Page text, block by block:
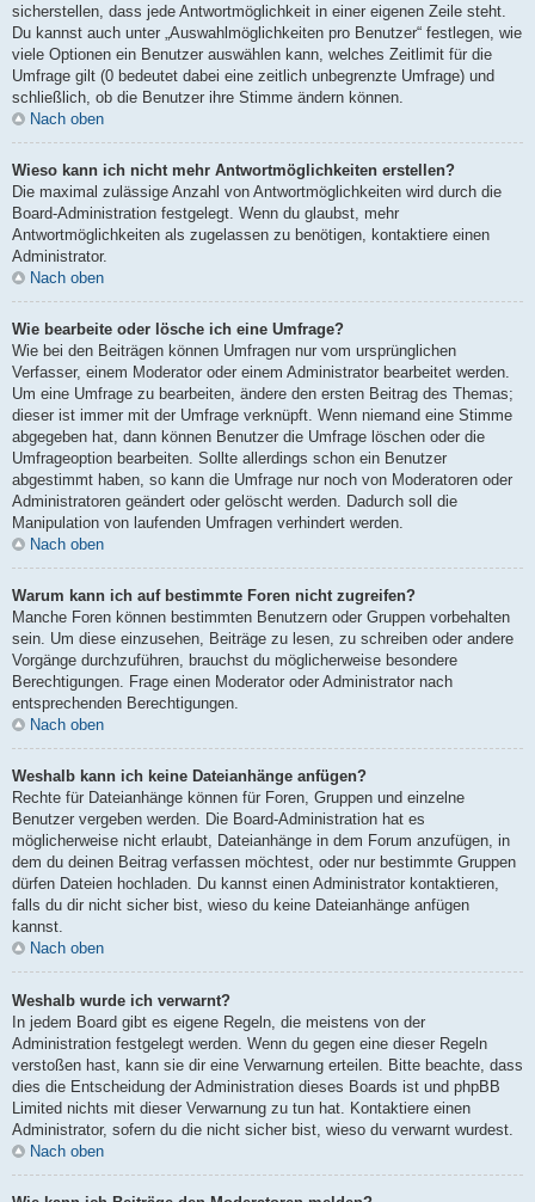
sicherstellen, dass jede Antwortmöglichkeit in einer eigenen Zeile steht.
Du kannst auch unter „Auswahlmöglichkeiten pro Benutzer“ festlegen, wie
viele Optionen ein Benutzer auswählen kann, welches Zeitlimit für die
Umfrage gilt (0 bedeutet dabei eine zeitlich unbegrenzte Umfrage) und
schließlich, ob die Benutzer ihre Stimme ändern können.
Nach oben
Wieso kann ich nicht mehr Antwortmöglichkeiten erstellen?
Die maximal zulässige Anzahl von Antwortmöglichkeiten wird durch die
Board-Administration festgelegt. Wenn du glaubst, mehr
Antwortmöglichkeiten als zugelassen zu benötigen, kontaktiere einen
Administrator.
Nach oben
Wie bearbeite oder lösche ich eine Umfrage?
Wie bei den Beiträgen können Umfragen nur vom ursprünglichen
Verfasser, einem Moderator oder einem Administrator bearbeitet werden.
Um eine Umfrage zu bearbeiten, ändere den ersten Beitrag des Themas;
dieser ist immer mit der Umfrage verknüpft. Wenn niemand eine Stimme
abgegeben hat, dann können Benutzer die Umfrage löschen oder die
Umfrageoption bearbeiten. Sollte allerdings schon ein Benutzer
abgestimmt haben, so kann die Umfrage nur noch von Moderatoren oder
Administratoren geändert oder gelöscht werden. Dadurch soll die
Manipulation von laufenden Umfragen verhindert werden.
Nach oben
Warum kann ich auf bestimmte Foren nicht zugreifen?
Manche Foren können bestimmten Benutzern oder Gruppen vorbehalten
sein. Um diese einzusehen, Beiträge zu lesen, zu schreiben oder andere
Vorgänge durchzuführen, brauchst du möglicherweise besondere
Berechtigungen. Frage einen Moderator oder Administrator nach
entsprechenden Berechtigungen.
Nach oben
Weshalb kann ich keine Dateianhänge anfügen?
Rechte für Dateianhänge können für Foren, Gruppen und einzelne
Benutzer vergeben werden. Die Board-Administration hat es
möglicherweise nicht erlaubt, Dateianhänge in dem Forum anzufügen, in
dem du deinen Beitrag verfassen möchtest, oder nur bestimmte Gruppen
dürfen Dateien hochladen. Du kannst einen Administrator kontaktieren,
falls du dir nicht sicher bist, wieso du keine Dateianhänge anfügen
kannst.
Nach oben
Weshalb wurde ich verwarnt?
In jedem Board gibt es eigene Regeln, die meistens von der
Administration festgelegt werden. Wenn du gegen eine dieser Regeln
verstoßen hast, kann sie dir eine Verwarnung erteilen. Bitte beachte, dass
dies die Entscheidung der Administration dieses Boards ist und phpBB
Limited nichts mit dieser Verwarnung zu tun hat. Kontaktiere einen
Administrator, sofern du die nicht sicher bist, wieso du verwarnt wurdest.
Nach oben